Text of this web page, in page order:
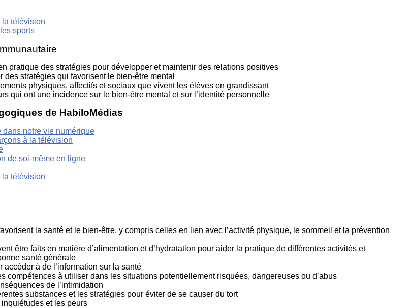
la télévision
sports
pratique des stratégies pour développer et maintenir des relations positives
des stratégies qui favorisent le bien-être mental
physiques, affectifs et sociaux que vivent les élèves en grandissant
qui ont une incidence sur le bien-être mental et sur l’identité personnelle
de HabiloMédias
dans notre vie numérique
à la télévision
de soi-même en ligne
la télévision
la santé et le bien-être, y compris celles en lien avec l’activité physique, le sommeil et la prévention
être faits en matière d’alimentation et d’hydratation pour aider la pratique de différentes activités et
santé générale
accéder à de l’information sur la santé
compétences à utiliser dans les situations potentiellement risquées, dangereuses ou d’abus
de l’intimidation
substances et les stratégies pour éviter de se causer du tort
et les peurs